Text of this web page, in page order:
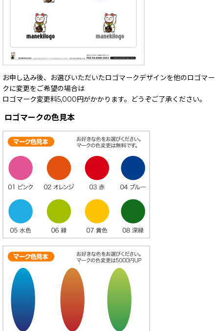
お申し込み後、お選びいただいたロゴマークデザインを他のロゴマー
クに変更をご希望の場合は
ロゴマーク変更料5,000円がかかります。どうぞご了承ください。
ロゴマークの色見本